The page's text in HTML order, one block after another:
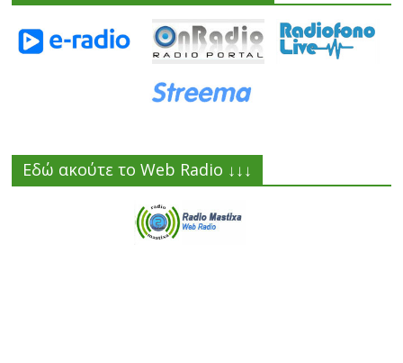
Εδώ ακούτε το Web Radio ↓↓↓